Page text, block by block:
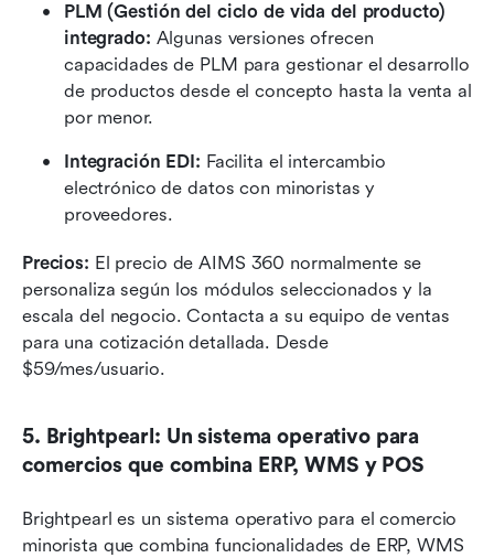
PLM (Gestión del ciclo de vida del producto)
integrado: Algunas versiones ofrecen
capacidades de PLM para gestionar el desarrollo
de productos desde el concepto hasta la venta al
por menor.
Integración EDI: Facilita el intercambio
electrónico de datos con minoristas y
proveedores.
Precios: El precio de AIMS 360 normalmente se
personaliza según los módulos seleccionados y la
escala del negocio. Contacta a su equipo de ventas
para una cotización detallada. Desde
$59/mes/usuario.
5. Brightpearl: Un sistema operativo para
comercios que combina ERP, WMS y POS
Brightpearl es un sistema operativo para el comercio
minorista que combina funcionalidades de ERP, WMS